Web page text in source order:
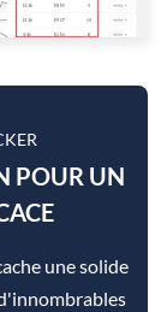
POUR UN
une solide